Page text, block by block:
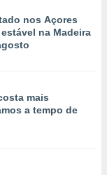
nos Açores
na Madeira
mais
a tempo de